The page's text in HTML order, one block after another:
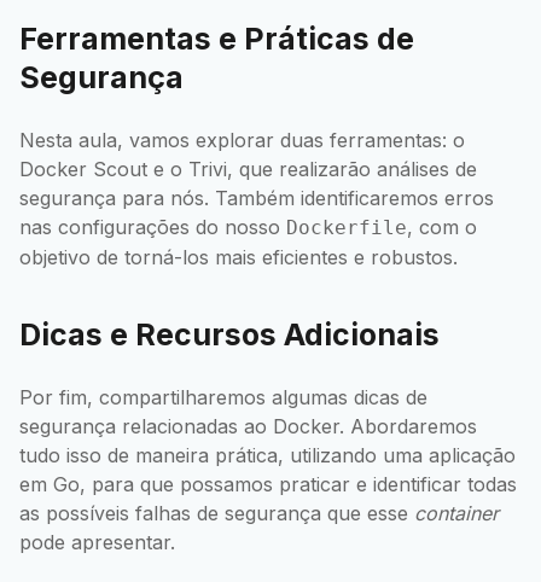
Ferramentas e Práticas de
Segurança
Nesta aula, vamos explorar duas ferramentas: o
Docker Scout e o Trivi, que realizarão análises de
segurança para nós. Também identificaremos erros
nas configurações do nosso Dockerfile, com o
objetivo de torná-los mais eficientes e robustos.
Dicas e Recursos Adicionais
Por fim, compartilharemos algumas dicas de
segurança relacionadas ao Docker. Abordaremos
tudo isso de maneira prática, utilizando uma aplicação
em Go, para que possamos praticar e identificar todas
as possíveis falhas de segurança que esse container
pode apresentar.